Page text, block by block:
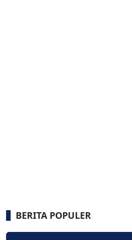
BERITA POPULER